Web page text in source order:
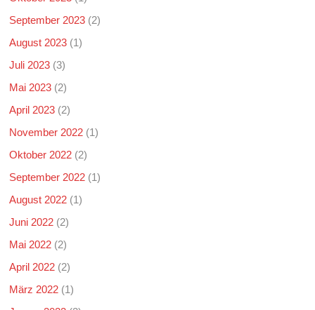
September 2023 (2)
August 2023 (1)
Juli 2023 (3)
Mai 2023 (2)
April 2023 (2)
November 2022 (1)
Oktober 2022 (2)
September 2022 (1)
August 2022 (1)
Juni 2022 (2)
Mai 2022 (2)
April 2022 (2)
März 2022 (1)